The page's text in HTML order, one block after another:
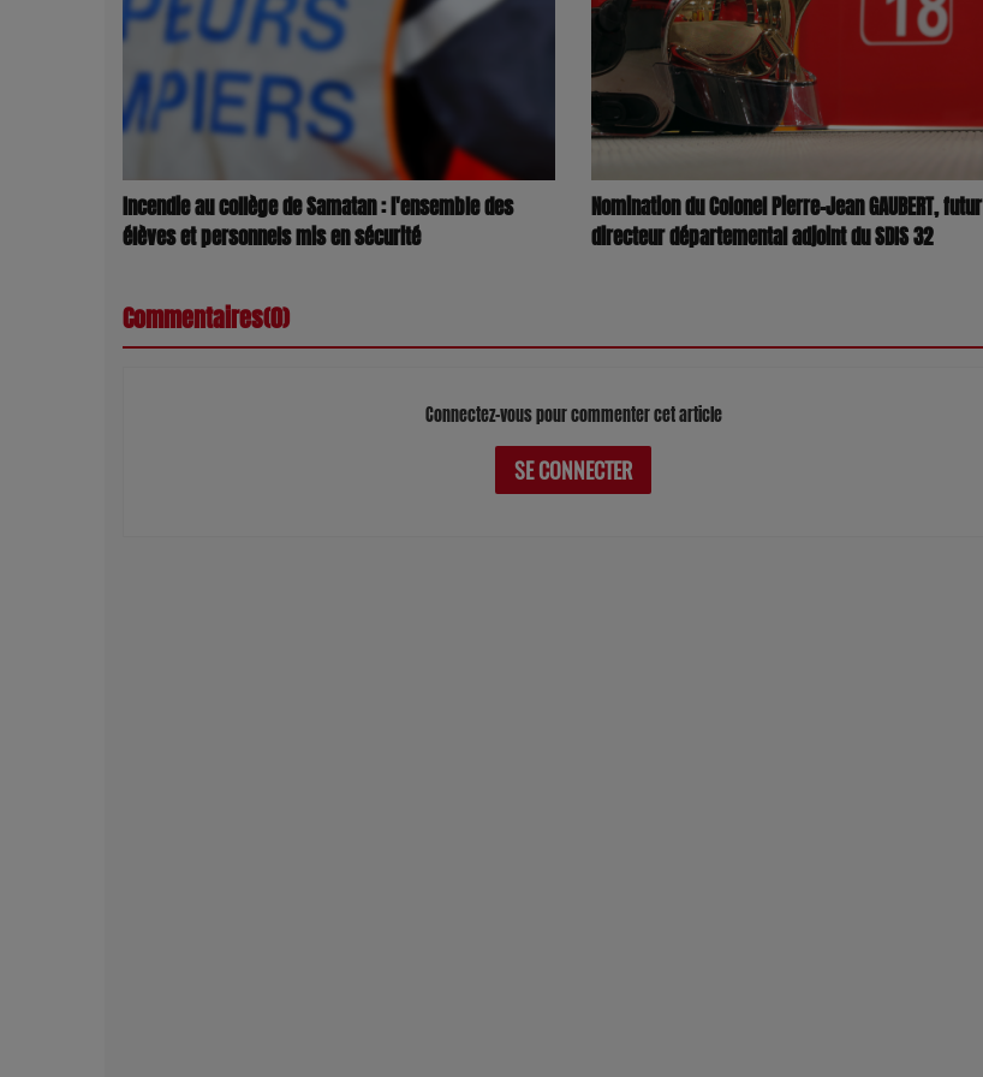
Incendie au collège de Samatan : l'ensemble des
élèves et personnels mis en sécurité
Nomination du Colonel Pierre-Jean GAUBERT, futur
directeur départemental adjoint du SDIS 32
Commentaires(0)
Connectez-vous pour commenter cet article
SE CONNECTER